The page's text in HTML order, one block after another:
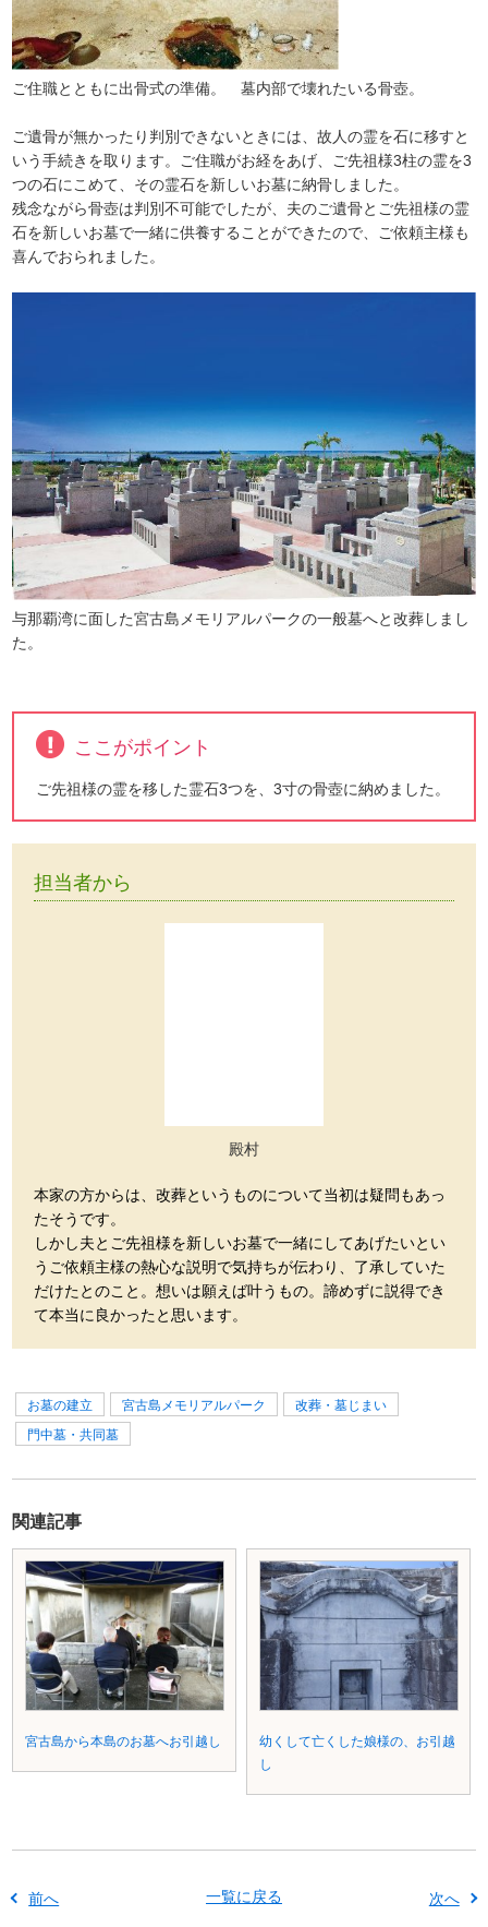
ご住職とともに出骨式の準備。 墓内部で壊れたいる骨壺。
ご遺骨が無かったり判別できないときには、故人の霊を石に移すと
いう手続きを取ります。ご住職がお経をあげ、ご先祖様3柱の霊を3
つの石にこめて、その霊石を新しいお墓に納骨しました。
残念ながら骨壺は判別不可能でしたが、夫のご遺骨とご先祖様の霊
石を新しいお墓で一緒に供養することができたので、ご依頼主様も
喜んでおられました。
与那覇湾に面した宮古島メモリアルパークの一般墓へと改葬しまし
た。
ここがポイント
ご先祖様の霊を移した霊石3つを、3寸の骨壺に納めました。
担当者から
殿村
本家の方からは、改葬というものについて当初は疑問もあっ
たそうです。
しかし夫とご先祖様を新しいお墓で一緒にしてあげたいとい
うご依頼主様の熱心な説明で気持ちが伝わり、了承していた
だけたとのこと。想いは願えば叶うもの。諦めずに説得でき
て本当に良かったと思います。
お墓の建立 宮古島メモリアルパーク
改葬・墓じまい
門中墓・共同墓
関連記事
宮古島から本島のお墓へお引越し
幼くして亡くした娘様の、お引越
し
前へ 一覧に戻る 次へ